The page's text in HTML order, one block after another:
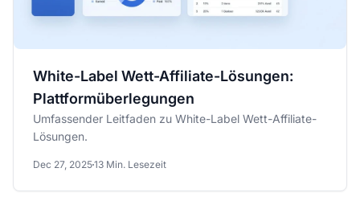
White-Label Wett-Affiliate-Lösungen:
Plattformüberlegungen
Umfassender Leitfaden zu White-Label Wett-Affiliate-
Lösungen.
Dec 27, 202513 Min. Lesezeit